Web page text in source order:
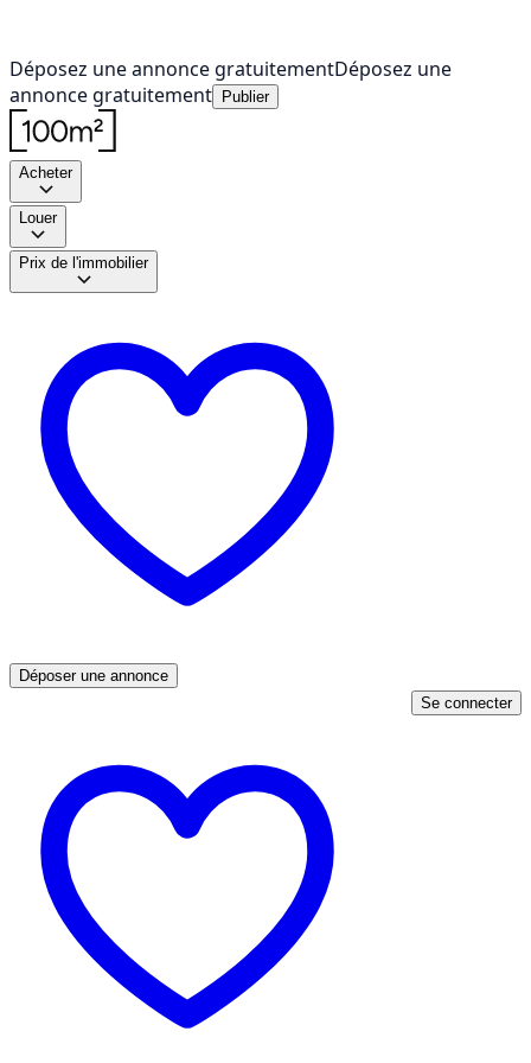
Déposez une annonce gratuitementDéposez une
annonce gratuitement
Publier
Acheter
Louer
Prix de l'immobilier
Déposer une annonce
Se connecter